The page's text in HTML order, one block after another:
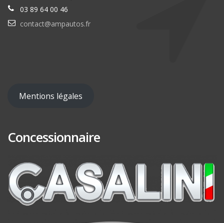
03 89 64 00 46
contact@ampautos.fr
Mentions légales
Concessionnaire